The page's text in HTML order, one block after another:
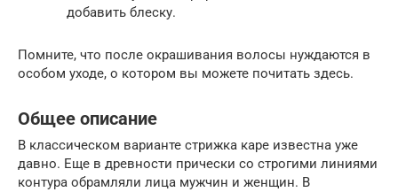
добавить блеску.
Помните, что после окрашивания волосы нуждаются в
особом уходе, о котором вы можете почитать здесь.
Общее описание
В классическом варианте стрижка каре известна уже
давно. Еще в древности прически со строгими линиями
контура обрамляли лица мужчин и женщин. В